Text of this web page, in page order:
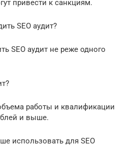
привести к санкциям.
SEO аудит?
SEO аудит не реже одного
работы и квалификации
и выше.
использовать для SEO